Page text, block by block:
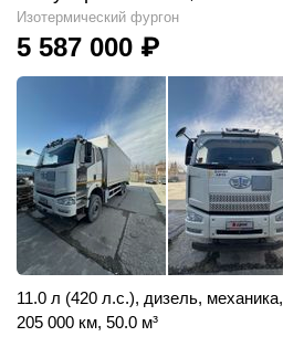
Изотермический фургон
5 587 000 ₽
11.0 л (420 л.с.), дизель, механика,
205 000 км, 50.0 м³